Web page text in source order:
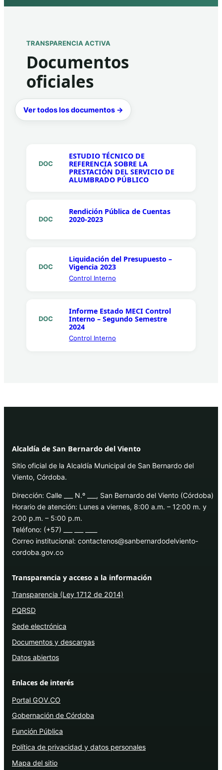
TRANSPARENCIA ACTIVA
Documentos
oficiales
Ver todos los documentos →
DOC
ESTUDIO TÉCNICO DE
REFERENCIA SOBRE LA
PRESTACIÓN DEL SERVICIO DE
ALUMBRADO PÚBLICO
DOC
Rendición Pública de Cuentas
2020-2023
DOC
Liquidación del Presupuesto –
Vigencia 2023
Control Interno
DOC
Informe Estado MECI Control
Interno – Segundo Semestre
2024
Control Interno
Alcaldía de San Bernardo del Viento
Sitio oficial de la Alcaldía Municipal de San Bernardo del
Viento, Córdoba.
Dirección: Calle ___ N.º ___, San Bernardo del Viento (Córdoba)
Horario de atención: Lunes a viernes, 8:00 a.m. – 12:00 m. y
2:00 p.m. – 5:00 p.m.
Teléfono: (+57) ___ ___ ____
Correo institucional: contactenos@sanbernardodelviento-
cordoba.gov.co
Transparencia y acceso a la información
Transparencia (Ley 1712 de 2014)
PQRSD
Sede electrónica
Documentos y descargas
Datos abiertos
Enlaces de interés
Portal GOV.CO
Gobernación de Córdoba
Función Pública
Política de privacidad y datos personales
Mapa del sitio